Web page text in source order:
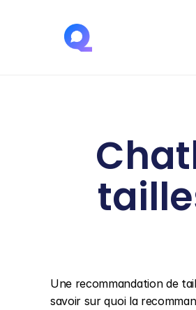
Une recommandation de
savoir sur quoi la